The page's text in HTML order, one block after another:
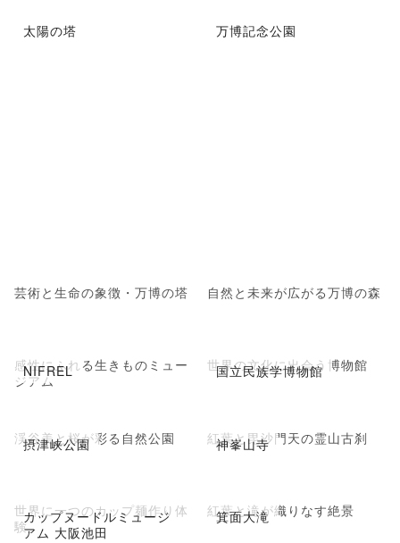
太陽の塔
芸術と生命の象徴・万博の塔
万博記念公園
自然と未来が広がる万博の森
NIFREL
感性にふれる生きものミュー
ジアム
国立民族学博物館
世界の文化に出会う博物館
摂津峡公園
渓谷美と桜が彩る自然公園 神峯山寺
紅葉と毘沙門天の霊山古刹
カップヌードルミュージ
アム 大阪池田
世界に一つのカップ麺作り体
験
箕面大滝
紅葉と滝が織りなす絶景